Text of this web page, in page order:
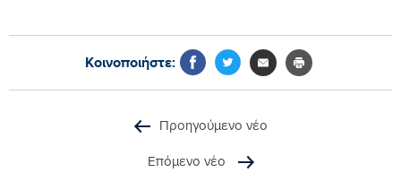
Κοινοποιήστε:
Προηγούμενο νέο
Επόμενο νέο